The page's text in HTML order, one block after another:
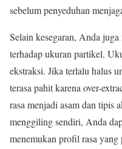
sebelum penyeduhan
Selain kesegaran, Anda
terhadap ukuran partikel.
ekstraksi. Jika terlalu halus
terasa pahit karena over-
rasa menjadi asam dan tipis
menggiling sendiri, Anda
menemukan profil rasa yang